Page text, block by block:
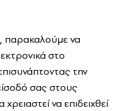
παρακαλούμε να
στο
την
σας στους
να επιδειχθεί